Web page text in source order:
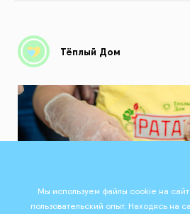
Тёплый Дом
Мы используем файлы cookie на
пользовательский опыт. Находясь на